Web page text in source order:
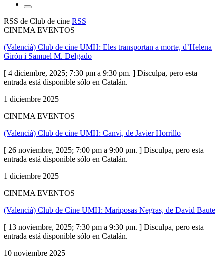
RSS de Club de cine RSS
CINEMA EVENTOS
(Valencià) Club de cine UMH: Eles transportan a morte, d’Helena
Girón i Samuel M. Delgado
[ 4 diciembre, 2025; 7:30 pm a 9:30 pm. ] Disculpa, pero esta
entrada está disponible sólo en Catalán.
1 diciembre 2025
CINEMA EVENTOS
(Valencià) Club de cine UMH: Canvi, de Javier Horrillo
[ 26 noviembre, 2025; 7:00 pm a 9:00 pm. ] Disculpa, pero esta
entrada está disponible sólo en Catalán.
1 diciembre 2025
CINEMA EVENTOS
(Valencià) Club de Cine UMH: Mariposas Negras, de David Baute
[ 13 noviembre, 2025; 7:30 pm a 9:30 pm. ] Disculpa, pero esta
entrada está disponible sólo en Catalán.
10 noviembre 2025